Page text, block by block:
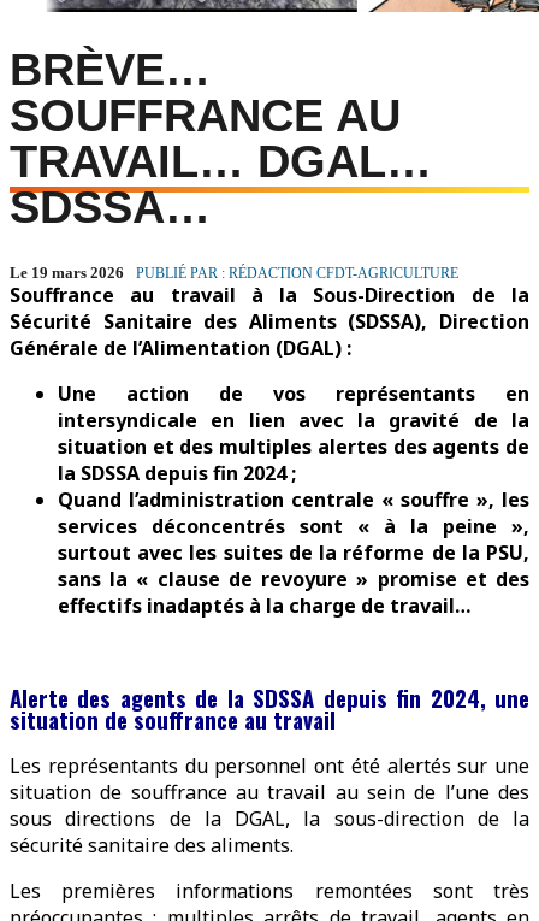
BRÈVE…
SOUFFRANCE AU
TRAVAIL… DGAL…
SDSSA…
Le 19 mars 2026 PUBLIÉ PAR : RÉDACTION CFDT-AGRICULTURE
Souffrance au travail à la Sous-Direction de la
Sécurité Sanitaire des Aliments (SDSSA), Direction
Générale de l’Alimentation (DGAL) :
Une action de vos représentants en
intersyndicale en lien avec la gravité de la
situation et des multiples alertes des agents de
la SDSSA depuis fin 2024 ;
Quand l’administration centrale « souffre », les
services déconcentrés sont « à la peine »,
surtout avec les suites de la réforme de la PSU,
sans la « clause de revoyure » promise et des
effectifs inadaptés à la charge de travail…
Alerte des agents de la SDSSA depuis fin 2024, une
situation de souffrance au travail
Les représentants du personnel ont été alertés sur une
situation de souffrance au travail au sein de l’une des
sous directions de la DGAL, la sous-direction de la
sécurité sanitaire des aliments.
Les premières informations remontées sont très